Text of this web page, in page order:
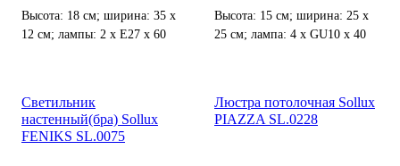
Высота: 18 см; ширина: 35 х
12 см; лампы: 2 х Е27 х 60
Высота: 15 см; ширина: 25 х
25 см; лампа: 4 х GU10 х 40
Светильник
настенный(бра) Sollux
FENIKS SL.0075
Люстра потолочная Sollux
PIAZZA SL.0228